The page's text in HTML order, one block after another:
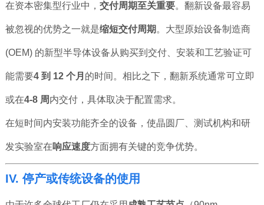
在资本密集型行业中， 交付周期至关重要。翻新设备最容易
被忽视的优势之一就是缩短交付周期 。大型原始设备制造商
(OEM) 的新型半导体设备从购买到交付、安装和工艺验证可
能需要4 到 12 个月 的时间。相比之下，翻新系统通常可立即
或在4-8 周内交付，具体取决于配置需求。
在短时间内安装功能齐全的设备，使晶圆厂、测试机构和研
发实验室在响应速度方面拥有关键的竞争优势。
IV. 停产或传统设备的使用